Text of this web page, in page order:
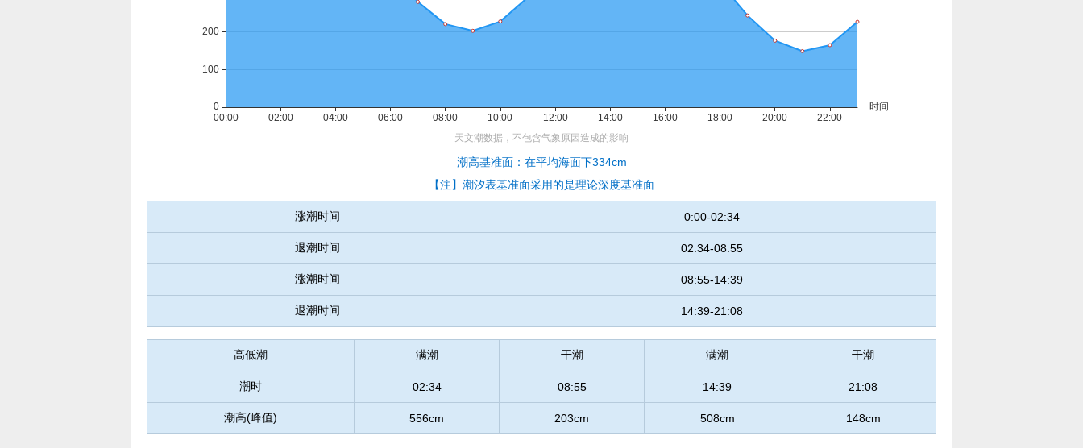
潮高基准面：在平均海面下334cm
【注】潮汐表基准面采用的是理论深度基准面
涨潮时间 0:00-02:34
退潮时间 02:34-08:55
涨潮时间 08:55-14:39
退潮时间 14:39-21:08
高低潮 满潮 干潮 满潮 干潮
潮时 02:34 08:55 14:39 21:08
潮高(峰值) 556cm 203cm 508cm 148cm